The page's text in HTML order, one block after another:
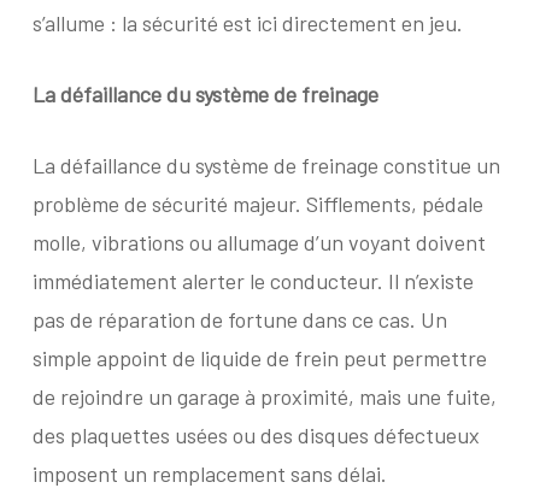
s’allume : la sécurité est ici directement en jeu.
La défaillance du système de freinage
La défaillance du système de freinage constitue un
problème de sécurité majeur. Sifflements, pédale
molle, vibrations ou allumage d’un voyant doivent
immédiatement alerter le conducteur. Il n’existe
pas de réparation de fortune dans ce cas. Un
simple appoint de liquide de frein peut permettre
de rejoindre un garage à proximité, mais une fuite,
des plaquettes usées ou des disques défectueux
imposent un remplacement sans délai.